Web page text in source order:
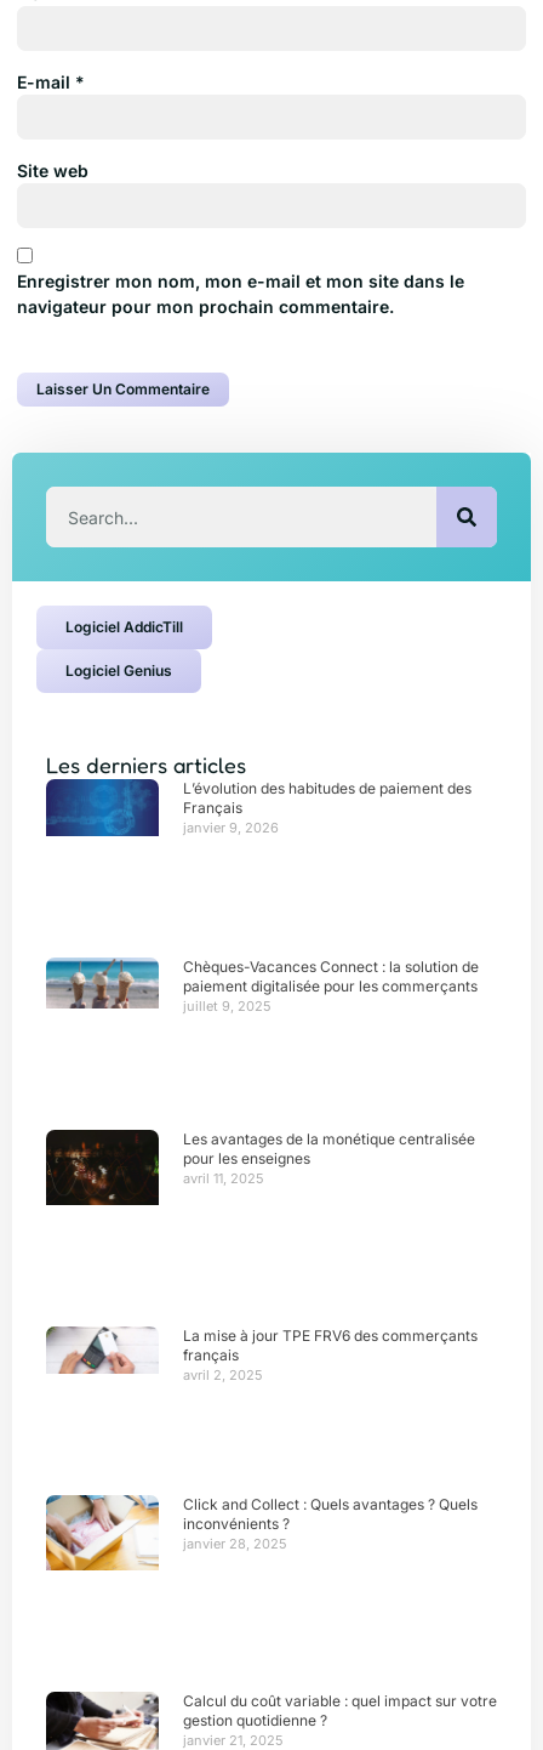
E-mail *
Site web
Enregistrer mon nom, mon e-mail et mon site dans le
navigateur pour mon prochain commentaire.
Logiciel AddicTill
Logiciel Genius
Les derniers articles
L’évolution des habitudes de paiement des
Français
janvier 9, 2026
Chèques-Vacances Connect : la solution de
paiement digitalisée pour les commerçants
juillet 9, 2025
Les avantages de la monétique centralisée
pour les enseignes
avril 11, 2025
La mise à jour TPE FRV6 des commerçants
français
avril 2, 2025
Click and Collect : Quels avantages ? Quels
inconvénients ?
janvier 28, 2025
Calcul du coût variable : quel impact sur votre
gestion quotidienne ?
janvier 21, 2025